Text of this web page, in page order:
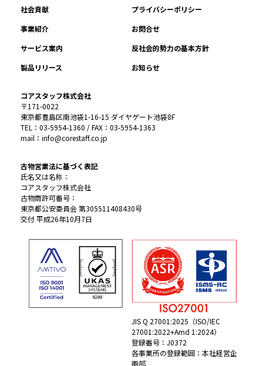
社会貢献
プライバシーポリシー
事業紹介
お問合せ
サービス案内
反社会的勢力の基本方針
製品リリース
お知らせ
コアスタッフ株式会社
〒171-0022
東京都豊島区南池袋1-16-15 ダイヤゲート池袋8F
TEL：03-5954-1360 / FAX：03-5954-1363
mail：info@corestaff.co.jp
古物営業法に基づく表記
氏名又は名称：
コアスタッフ株式会社
古物商許可番号：
東京都公安委員会 第305511408430号
交付 平成26年10月7日
JIS Q 27001:2025（ISO/IEC
27001:2022+Amd 1:2024）
登録番号：J0372
各事業所の登録範囲：本社経営企
画部